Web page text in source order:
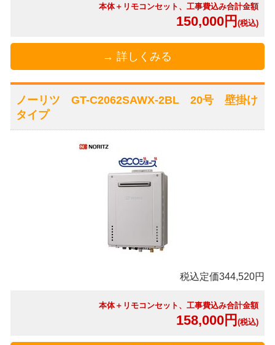
本体＋リモコンセット、工事費込み合計金額
150,000円 (税込)
→ 詳しくみる
ノーリツ GT-C2062SAWX-2BL 20号 壁掛け
タイプ
税込定価344,520円
本体＋リモコンセット、工事費込み合計金額
158,000円 (税込)